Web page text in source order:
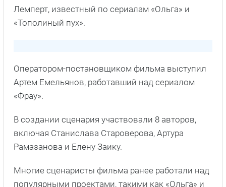
Рамазанова и Елену Заику.
Многие сценаристы фильма ранее работали над
В актерский состав вошли Владимир
Вдовиченков, Ольга Медынич и Денис Власенко,
сериалам.
Прямая речь